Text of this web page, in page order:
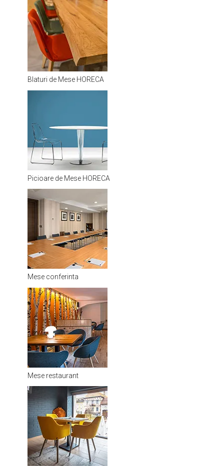
Blaturi de Mese HORECA
Picioare de Mese HORECA
Mese conferinta
Mese restaurant